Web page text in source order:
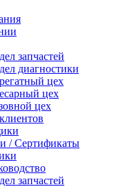
запчастей
диагностики
цех
цех
цех
/ Сертификаты
запчастей